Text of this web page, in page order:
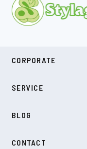
CORPORATE
COMPANY
NEWS
SERVICE
受託開発
BLOG
SDGs
CONTACT